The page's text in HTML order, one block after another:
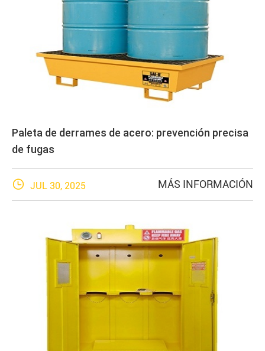
Paleta de derrames de acero: prevención precisa
de fugas
 JUL 30, 2025 MÁS INFORMACIÓN